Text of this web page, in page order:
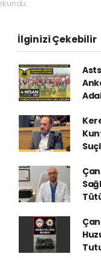
İlginizi Çekebilir